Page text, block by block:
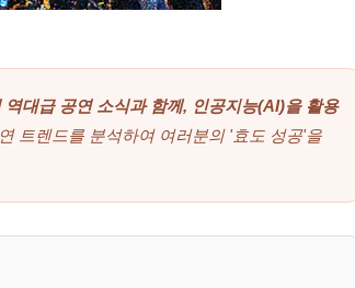
대급 공연 소식과 함께, 인공지능(AI)을 활용
트렌드를 분석하여 여러분의 '효도 성공'을